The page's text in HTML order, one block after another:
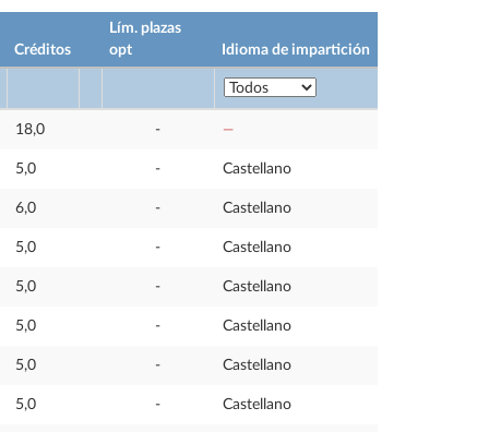
Créditos
Lím. plazas
opt
Idioma de impartición
18,0 - —
5,0 - Castellano
6,0 - Castellano
5,0 - Castellano
5,0 - Castellano
5,0 - Castellano
5,0 - Castellano
5,0 - Castellano